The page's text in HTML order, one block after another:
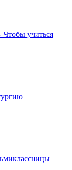
Чтобы учиться